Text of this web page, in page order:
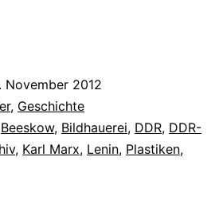
November 2012
, Geschichte
Beeskow, Bildhauerei, DDR, DDR-
, Karl Marx, Lenin, Plastiken,